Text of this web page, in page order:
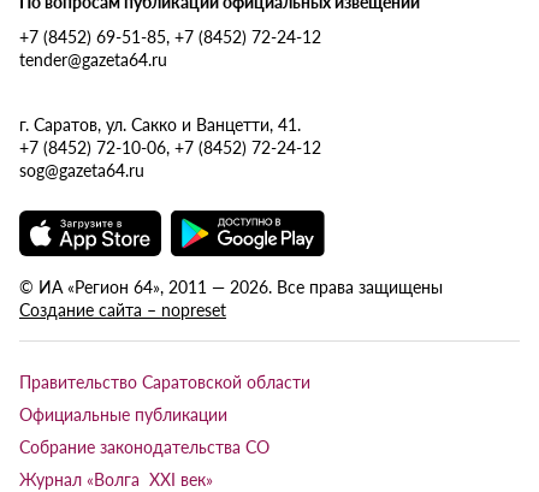
+7 (8452) 69-51-85, +7 (8452) 72-24-12
tender@gazeta64.ru
г. Саратов, ул. Сакко и Ванцетти, 41.
+7 (8452) 72-10-06, +7 (8452) 72-24-12
sog@gazeta64.ru
© ИА «Регион 64», 2011 — 2026. Все права защищены
Создание сайта – nopreset
Правительство Саратовской области
Официальные публикации
Собрание законодательства СО
Журнал «Волга XXI век»